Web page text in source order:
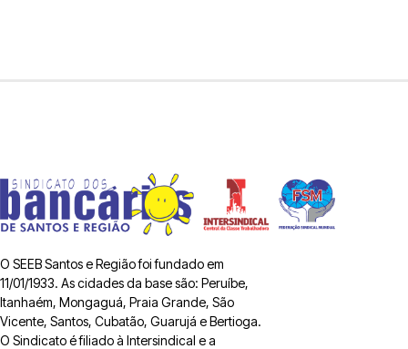
O SEEB Santos e Região foi fundado em
11/01/1933. As cidades da base são: Peruíbe,
Itanhaém, Mongaguá, Praia Grande, São
Vicente, Santos, Cubatão, Guarujá e Bertioga.
O Sindicato é filiado à Intersindical e a